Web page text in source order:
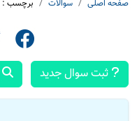
صفحه اصلی سوالات برچسب : oral-sex
ثبت سوال جدید